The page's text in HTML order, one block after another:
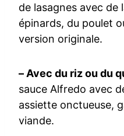
de lasagnes avec de
épinards, du poulet
version originale.
– Avec du riz ou du
sauce Alfredo avec
assiette onctueuse,
viande.